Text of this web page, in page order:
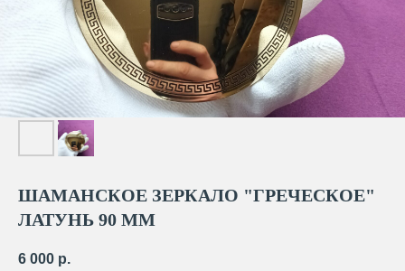
ШАМАНСКОЕ ЗЕРКАЛО "ГРЕЧЕСКОЕ"
ЛАТУНЬ 90 ММ
6 000 р.